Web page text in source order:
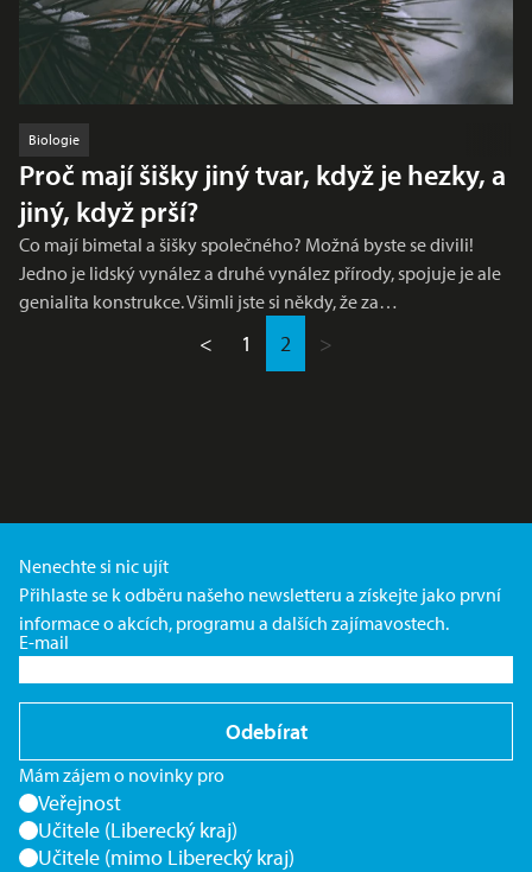
Biologie
Proč mají šišky jiný tvar, když je hezky, a
jiný, když prší?
Co mají bimetal a šišky společného? Možná byste se divili!
Jedno je lidský vynález a druhé vynález přírody, spojuje je ale
genialita konstrukce. Všimli jste si někdy, že za…
< 1 2 >
Nenechte si nic ujít
Přihlaste se k odběru našeho newsletteru a získejte jako první
informace o akcích, programu a dalších zajímavostech.
E-mail
Odebírat
Mám zájem o novinky pro
Veřejnost
Učitele (Liberecký kraj)
Učitele (mimo Liberecký kraj)